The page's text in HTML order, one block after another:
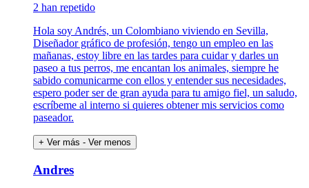
2 han repetido
Hola soy Andrés, un Colombiano viviendo en Sevilla,
Diseñador gráfico de profesión, tengo un empleo en las
mañanas, estoy libre en las tardes para cuidar y darles un
paseo a tus perros, me encantan los animales, siempre he
sabido comunicarme con ellos y entender sus necesidades,
espero poder ser de gran ayuda para tu amigo fiel, un saludo,
escríbeme al interno si quieres obtener mis servicios como
paseador.
+ Ver más - Ver menos
Andres